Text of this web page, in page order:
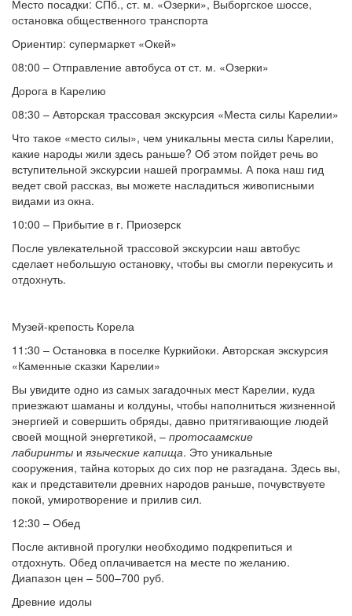
Место посадки: СПб., ст. м. «Озерки», Выборгское шоссе,
остановка общественного транспорта
Ориентир: супермаркет «Окей»
08:00 – Отправление автобуса от ст. м. «Озерки»
Дорога в Карелию
08:30 – Авторская трассовая экскурсия «Места силы Карелии»
Что такое «место силы», чем уникальны места силы Карелии,
какие народы жили здесь раньше? Об этом пойдет речь во
вступительной экскурсии нашей программы. А пока наш гид
ведет свой рассказ, вы можете насладиться живописными
видами из окна.
10:00 – Прибытие в г. Приозерск
После увлекательной трассовой экскурсии наш автобус
сделает небольшую остановку, чтобы вы смогли перекусить и
отдохнуть.
Музей-крепость Корела
11:30 – Остановка в поселке Куркийоки. Авторская экскурсия
«Каменные сказки Карелии»
Вы увидите одно из самых загадочных мест Карелии, куда
приезжают шаманы и колдуны, чтобы наполниться жизненной
энергией и совершить обряды, давно притягивающие людей
своей мощной энергетикой, – протосаамские
лабиринты и языческие капища. Это уникальные
сооружения, тайна которых до сих пор не разгадана. Здесь вы,
как и представители древних народов раньше, почувствуете
покой, умиротворение и прилив сил.
12:30 – Обед
После активной прогулки необходимо подкрепиться и
отдохнуть. Обед оплачивается на месте по желанию.
Диапазон цен – 500–700 руб.
Древние идолы